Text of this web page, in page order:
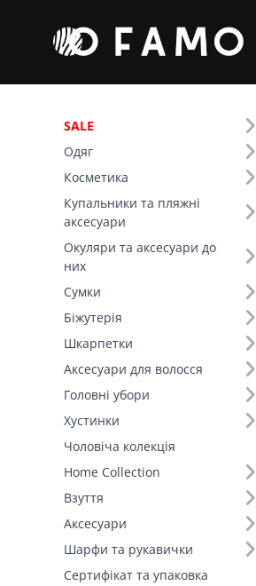
SALE
Одяг
Косметика
Купальники та пляжні
аксесуари
Окуляри та аксесуари до
них
Сумки
Біжутерія
Шкарпетки
Аксесуари для волосся
Головні убори
Хустинки
Чоловіча колекція
Home Collection
Взуття
Аксесуари
Шарфи та рукавички
Сертифікат та упаковка
Фільтр
Ціна
SALE
Основний колір (18)
Вид товару (64)